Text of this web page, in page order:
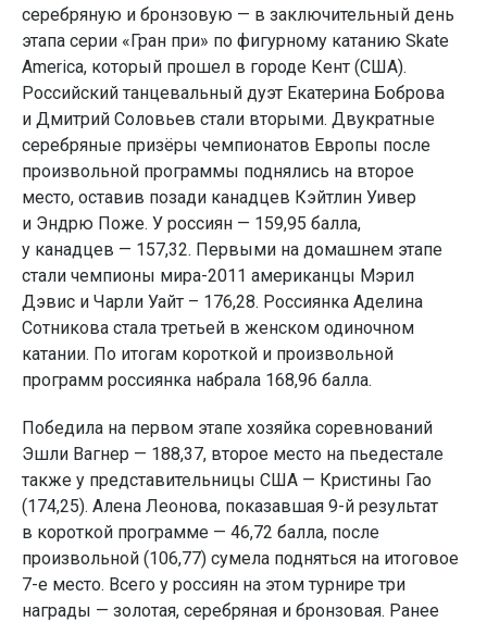
серебряную и бронзовую — в заключительный день
этапа серии «Гран при» по фигурному катанию Skate
America, который прошел в городе Кент (США).
Российский танцевальный дуэт Екатерина Боброва
и Дмитрий Соловьев стали вторыми. Двукратные
серебряные призёры чемпионатов Европы после
произвольной программы поднялись на второе
место, оставив позади канадцев Кэйтлин Уивер
и Эндрю Поже. У россиян — 159,95 балла,
у канадцев — 157,32. Первыми на домашнем этапе
стали чемпионы мира-2011 американцы Мэрил
Дэвис и Чарли Уайт – 176,28. Россиянка Аделина
Сотникова стала третьей в женском одиночном
катании. По итогам короткой и произвольной
программ россиянка набрала 168,96 балла.
Победила на первом этапе хозяйка соревнований
Эшли Вагнер — 188,37, второе место на пьедестале
также у представительницы США — Кристины Гао
(174,25). Алена Леонова, показавшая 9-й результат
в короткой программе — 46,72 балла, после
произвольной (106,77) сумела подняться на итоговое
7-е место. Всего у россиян на этом турнире три
награды — золотая, серебряная и бронзовая. Ранее